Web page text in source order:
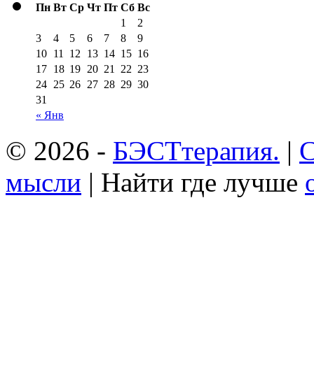
Пн Вт Ср Чт Пт Сб Вс
« Янв
1
2
3
4 5 6 7 8
9
10 11 12 13 14 15 16
17 18 19 20 21 22 23
24 25 26 27 28 29 30
31
© 2026 - БЭСТтерапия. |
мысли | Найти где лучше